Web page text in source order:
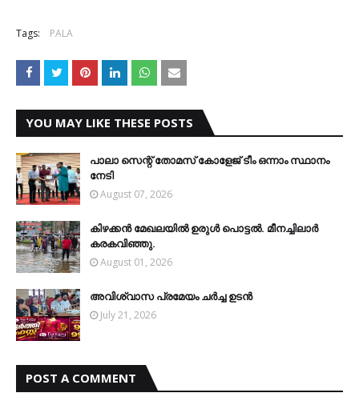
Tags: PALA
YOU MAY LIKE THESE POSTS
പാലാ സെന്റ് തോമസ് കോളേജ് ടീം ഒന്നാം സ്ഥാനം
നേടി
August 07, 2026
കിഴക്കന്‍ മേഖലയില്‍ ഉരുള്‍ പൊട്ടല്‍. മീനച്ചിലാര്‍
കരകവിഞ്ഞു.
August 01, 2026
അവിശ്വാസ പ്രമേയം ചര്‍ച്ച ഉടന്‍
July 21, 2026
POST A COMMENT